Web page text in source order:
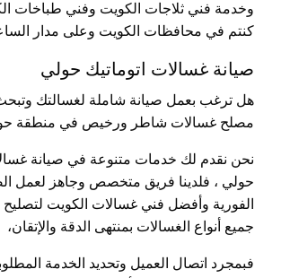
وخدمة فني ثلاجات الكويت وفني طباخات
كنتم في محافظات الكويت وعلى مدار
صيانة غسالات اتوماتيك حولي
هل ترغب بعمل صيانة شاملة لغسالتك
مصلح غسالات شاطر ورخيص في منطقة
نحن نقدم لك خدمات متنوعة في صيانة
حولي ، فلدينا فريق متخصص وجاهز لعمل
الفورية وأفضل فني غسالات الكويت
جميع أنواع الغسالات بمنتهى الدقة والإتقان،
فبمجرد اتصال العميل وتحديد الخدمة